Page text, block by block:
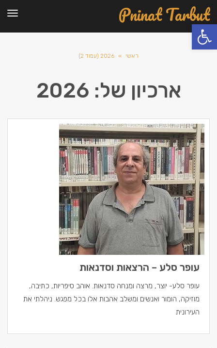
פתח סרגל נגישות
Pninat Tarbut
ראשי » 2026 (עמוד 2)
ארכיון של: 2026
עופר סלע – הרצאות וסדנאות
עופר סלע- יוצר, מרצה ומנחה סדנאות. אוהב סיפריות, כתיבה,
מוזיקה, הומור ואנשים ומשלב אהבות אלו בכל מפגש. ניהלתי את
העירונית